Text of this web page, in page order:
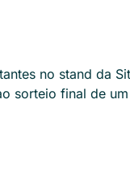
no stand da
sorteio final de